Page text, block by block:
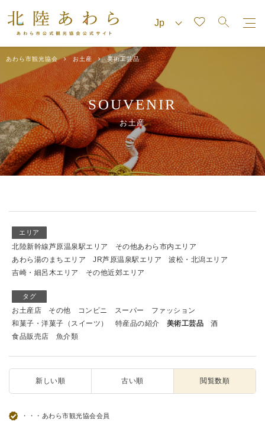
あわら市観光協会 お土産 美術工芸品
SOUVENIR
お土産
エリア
北陸新幹線芦原温泉駅エリア
その他あわら市内エリア
あわら湯のまちエリア
JR芦原温泉駅エリア
波松・北潟エリア
吉崎・細呂木エリア
その他近郊エリア
タグ
お土産店 その他 コンビニ スーパー
ファッション
和菓子・洋菓子（スイーツ）
特産品の紹介 美術工芸品
酒
食品販売店
魚介類
新しい順 古い順 閲覧数順
・・・あわら市観光協会会員